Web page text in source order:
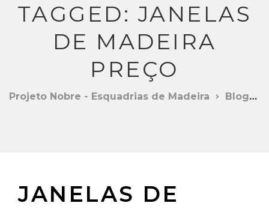
TAGGED: JANELAS
DE MADEIRA
PREÇO
Projeto Nobre - Esquadrias de Madeira Blog
JANELAS DE